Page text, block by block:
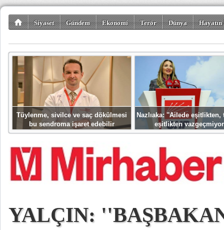
Siyaset Gündem Ekonomi Terör Dünya
Tüylenme, sivilce ve saç dökülmesi
bu sendroma işaret edebilir
Nazlıaka: ''Ailede eşitlikten,
eşitlikten
YALÇIN: